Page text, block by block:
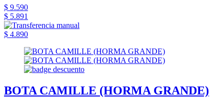
$ 9.590
$ 5.891
$ 4.890
BOTA CAMILLE (HORMA GRANDE)